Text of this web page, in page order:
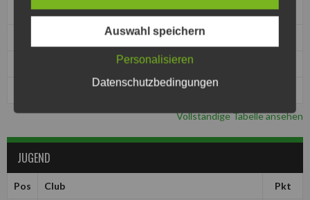
MSC Jarmen 0
MSC Kobra Malchin
MSF Tornado Kierspe
Vollständige Tabelle ansehen
JUGEND
Pos Club Pkt
Auswahl speichern
Personalisieren
Datenschutzbedingungen